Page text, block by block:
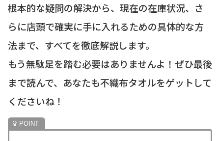
根本的な疑問の解決から、現在の在庫状況、さ
らに店頭で確実に手に入れるための具体的な方
法まで、すべてを徹底解説します。
もう無駄足を踏む必要はありませんよ！ぜひ最後
まで読んで、あなたも不織布タオルをゲットして
くださいね！